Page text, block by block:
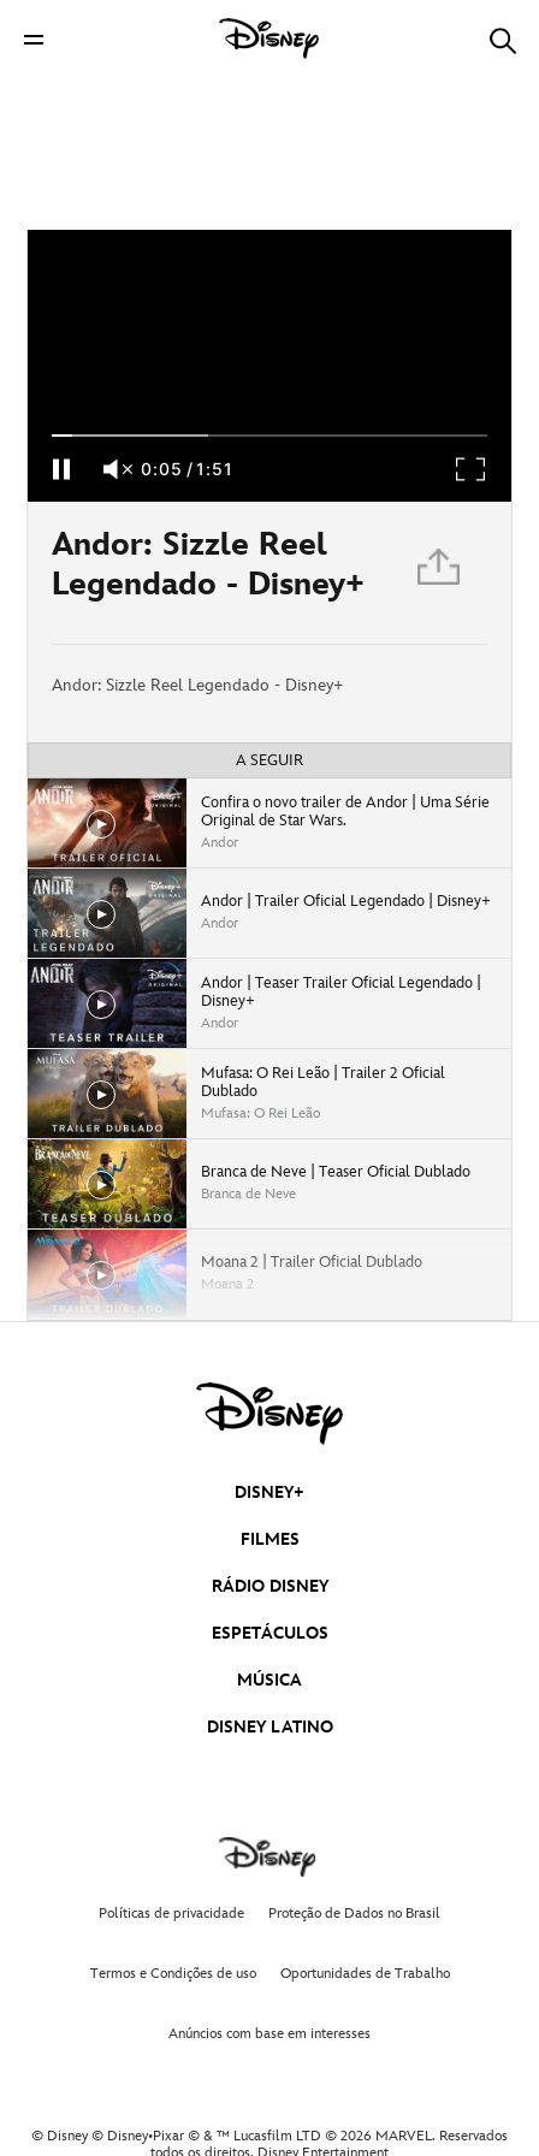
0:05 /1:51
Andor: Sizzle Reel
Legendado - Disney+
Andor: Sizzle Reel Legendado - Disney+
A SEGUIR
Confira o novo trailer de Andor | Uma Série
Original de Star Wars.
Andor
Andor | Trailer Oficial Legendado | Disney+
Andor
Andor | Teaser Trailer Oficial Legendado |
Disney+
Andor
Mufasa: O Rei Leão | Trailer 2 Oficial
Dublado
Mufasa: O Rei Leão
Branca de Neve | Teaser Oficial Dublado
Branca de Neve
Moana 2 | Trailer Oficial Dublado
Moana 2
Capitão América: Admirável Mundo Novo
Moana 2 | Teaser Trailer Oficial Dublado
Dublado
Mufasa: O Rei Leão | Trailer Oficial Dublado
Divertida-Mente 2
Dublado
Wish: O Poder dos Desejos
DISNEY+
FILMES
RÁDIO DISNEY
ESPETÁCULOS
MÚSICA
DISNEY LATINO
Políticas de privacidade Proteção de Dados no Brasil
Termos e Condições de uso Oportunidades de Trabalho
Anúncios com base em interesses
© Disney © Disney•Pixar © & ™ Lucasfilm LTD © 2026 MARVEL. Reservados